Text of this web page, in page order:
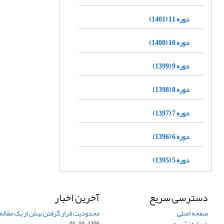
دوره 11 (1401)
دوره 10 (1400)
دوره 9 (1399)
دوره 8 (1398)
دوره 7 (1397)
دوره 6 (1396)
دوره 5 (1395)
دسترسی سریع
صفحه اصلی
آخرین اخبار
محدودیت قرار گرفتن بیش از یک مقاله